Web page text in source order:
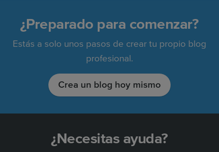
¿Preparado para comenzar?
Estás a solo unos pasos de crear tu propio blog
profesional.
Crea un blog hoy mismo
¿Necesitas ayuda?